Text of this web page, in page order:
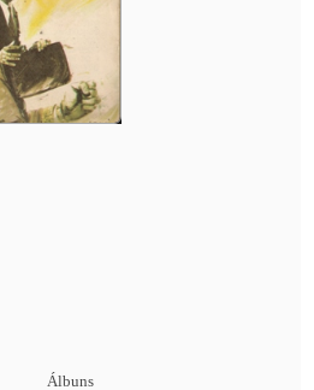
Álbuns